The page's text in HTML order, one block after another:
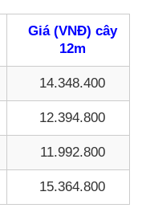
Giá (VNĐ) cây
12m
14.348.400
12.394.800
11.992.800
15.364.800